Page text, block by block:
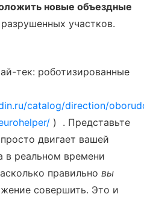
новые объездные
участков.
тек: роботизированные
catalog/direction/
) . Представьте
двигает вашей
в реальном времени
правильно вы
совершить. Это и